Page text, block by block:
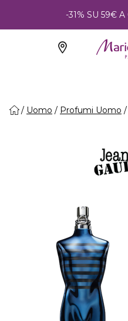
-31% SU 59€
Uomo Profumi Uomo